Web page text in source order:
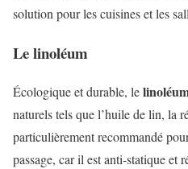
solution pour les cuisines et les
Le linoléum
Écologique et durable, le
naturels tels que l’huile de lin, la
particulièrement recommandé
passage, car il est anti-statique et